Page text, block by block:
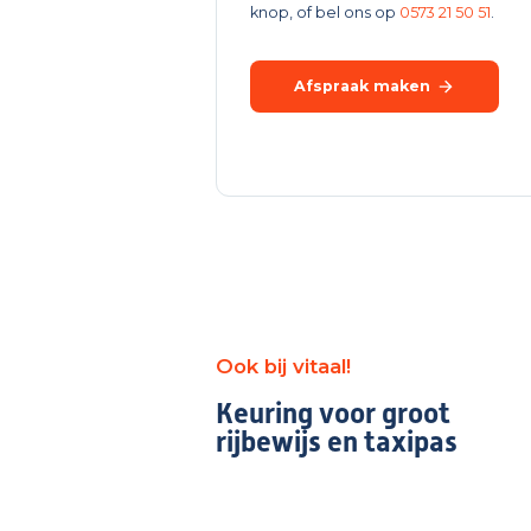
knop, of bel ons op 0573 21 50 51
Afspraak maken
Ook bij vitaal!
Keuring voor groot
rijbewijs en taxipas